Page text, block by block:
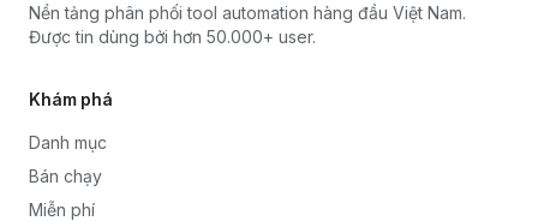
Nền tảng phân phối tool automation hàng đầu Việt Nam.
Được tin dùng bởi hơn 50.000+ user.
Khám phá
Danh mục
Bán chạy
Miễn phí